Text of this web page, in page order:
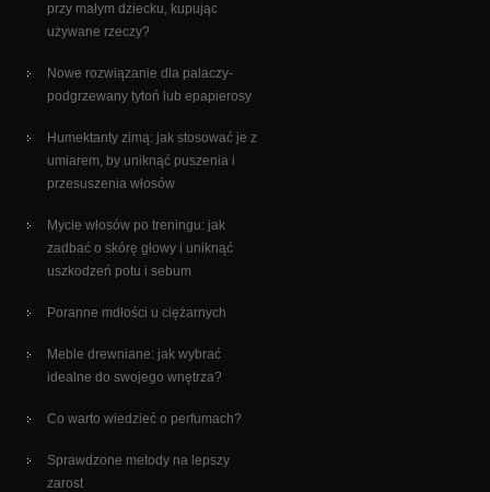
przy małym dziecku, kupując
używane rzeczy?
Nowe rozwiązanie dla palaczy-
podgrzewany tytoń lub epapierosy
Humektanty zimą: jak stosować je z
umiarem, by uniknąć puszenia i
przesuszenia włosów
Mycie włosów po treningu: jak
zadbać o skórę głowy i uniknąć
uszkodzeń potu i sebum
Poranne mdłości u ciężarnych
Meble drewniane: jak wybrać
idealne do swojego wnętrza?
Co warto wiedzieć o perfumach?
Sprawdzone metody na lepszy
zarost